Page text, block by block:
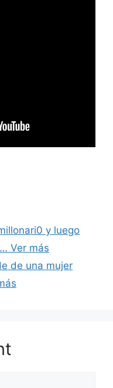
y luego
Ver más
de una mujer